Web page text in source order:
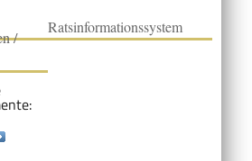
/
Ratsinformationssystem